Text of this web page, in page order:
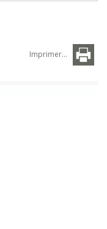
Imprimer...